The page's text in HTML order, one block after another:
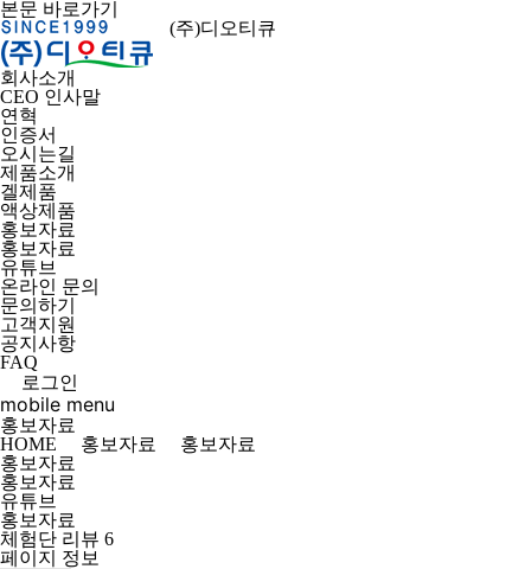
본문 바로가기
(주)디오티큐
회사소개
CEO 인사말
연혁
인증서
오시는길
제품소개
겔제품
액상제품
홍보자료
홍보자료
유튜브
온라인 문의
문의하기
고객지원
공지사항
FAQ
로그인
mobile menu
홍보자료
HOME
홍보자료
홍보자료
홍보자료
홍보자료
유튜브
홍보자료
체험단 리뷰 6
페이지 정보